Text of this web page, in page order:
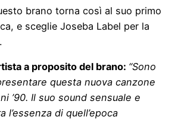
brano torna così al suo primo
e sceglie Joseba Label per la
a proposito del brano: “Sono
questa nuova canzone
’90. Il suo sound sensuale e
l’essenza di quell’epoca